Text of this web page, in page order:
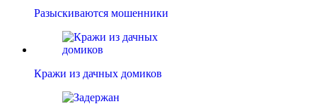
Разыскиваются мошенники
Кражи из дачных домиков